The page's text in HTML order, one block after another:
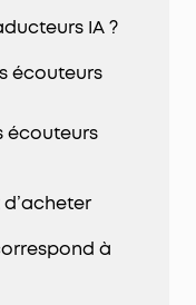
IA ?
écouteurs
écouteurs
à